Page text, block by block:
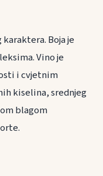
Boja je
Vino je
i cvjetnim
kiselina, srednjeg
blagom